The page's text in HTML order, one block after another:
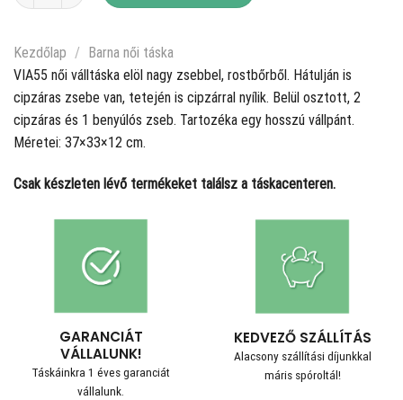
Kezdőlap /
Barna női táska
VIA55 női válltáska elöl nagy zsebbel, rostbőrből. Hátulján is
cipzáras zsebe van, tetején is cipzárral nyílik. Belül osztott, 2
cipzáras és 1 benyúlós zseb. Tartozéka egy hosszú vállpánt.
Méretei: 37×33×12 cm.
Csak készleten lévő termékeket találsz a táskacenteren.
GARANCIÁT
VÁLLALUNK!
Táskáinkra 1 éves garanciát
vállalunk.
KEDVEZŐ SZÁLLÍTÁS
Alacsony szállítási díjunkkal
máris spóroltál!